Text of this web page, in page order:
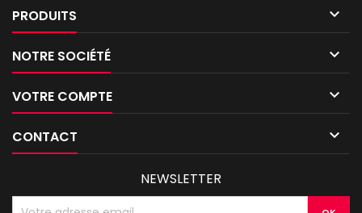
PRODUITS 
NOTRE SOCIÉTÉ 
VOTRE COMPTE 
CONTACT 
NEWSLETTER